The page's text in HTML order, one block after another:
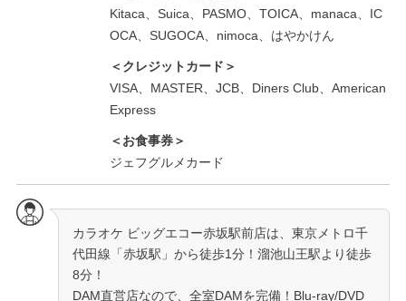
カラオケ ビッグエコー赤坂駅前店は、東京メトロ千
代田線「赤坂駅」から徒歩1分！溜池山王駅より徒歩
8分！
DAM直営店なので、全室DAMを完備！Blu-ray/DVD
Kitaca、Suica、PASMO、TOICA、manaca、IC
OCA、SUGOCA、nimoca、はやかけん
＜クレジットカード＞
VISA、MASTER、JCB、Diners Club、American
Express
＜お食事券＞
ジェフグルメカード